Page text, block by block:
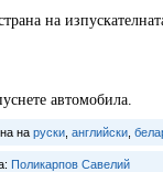
на
автомобила.
на руски, английски,
Поликарпов Савелий